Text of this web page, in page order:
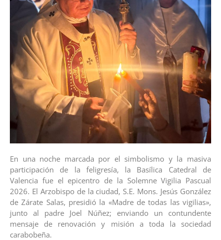
En una noche marcada por el simbolismo y la masiva
participación de la feligresía, la Basílica Catedral de
Valencia fue el epicentro de la Solemne Vigilia Pascual
2026. El Arzobispo de la ciudad, S.E. Mons. Jesús González
de Zárate Salas, presidió la «Madre de todas las vigilias»,
junto al padre Joel Núñez; enviando un contundente
mensaje de renovación y misión a toda la sociedad
carabobeña.